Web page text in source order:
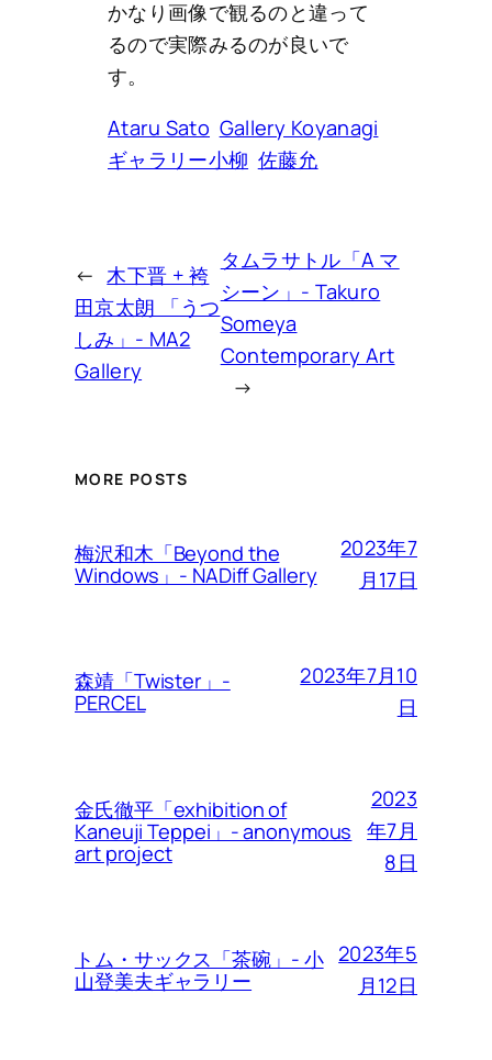
かなり画像で観るのと違って
るので実際みるのが良いで
す。
Ataru Sato Gallery Koyanagi
ギャラリー小柳 佐藤允
← 木下晋 + 袴
田京太朗 「うつ
しみ」- MA2
Gallery
タムラサトル「A マ
シーン」- Takuro
Someya
Contemporary Art
→
MORE POSTS
梅沢和木「Beyond the
Windows」- NADiff Gallery
2023年7
月17日
森靖「Twister」-
PERCEL
2023年7月10
日
金氏徹平「exhibition of
Kaneuji Teppei」- anonymous
art project
2023
年7月
8日
トム・サックス「茶碗」- 小
山登美夫ギャラリー
2023年5
月12日